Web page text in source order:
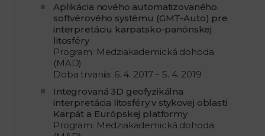
Aplikácia nového automatizovaného
softvérového systému (GMT-Auto) pre
interpretáciu karpatsko-panónskej
litosféry
Program: Medziakademická dohoda
(MAD)
Doba trvania: 6. 4. 2017 – 5. 4. 2019
Integrovaná 3D geofyzikálna
interpretácia litosféry v stykovej oblasti
Karpát a Európskej platformy
Program: Medziakademická dohoda